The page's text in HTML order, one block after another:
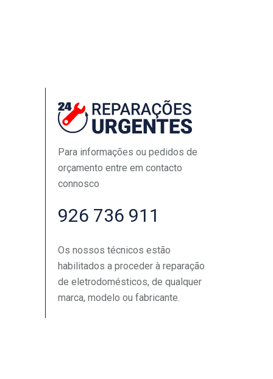
Para informações ou pedidos de
orçamento entre em contacto
connosco
926 736 911
Os nossos técnicos estão
habilitados a proceder à reparação
de eletrodomésticos, de qualquer
marca, modelo ou fabricante.